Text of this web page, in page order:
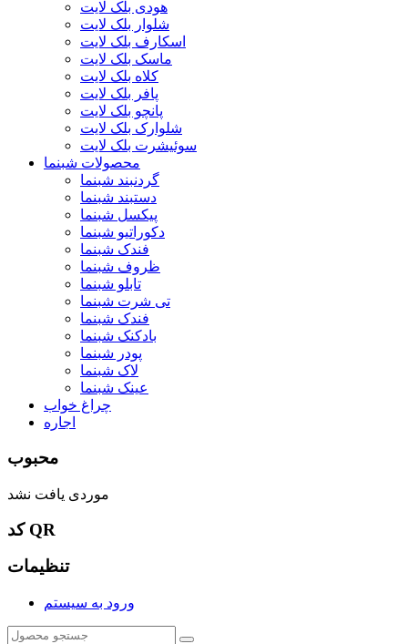
هودی بلک لایت
شلوار بلک لایت
اسکارف بلک لایت
ماسک بلک لایت
کلاه بلک لایت
پافر بلک لایت
پانچو بلک لایت
شلوارک بلک لایت
سوئیشرت بلک لایت
محصولات شبنما
گردنبند شبنما
دستبند شبنما
پیکسل شبنما
دکوراتیو شبنما
فندک شبنما
ظروف شبنما
تابلو شبنما
تی شرت شبنما
فندک شبنما
بادکنک شبنما
پودر شبنما
لاک شبنما
عینک شبنما
چراغ خواب
اجاره
محبوب
موردی یافت نشد
کد QR
تنظیمات
ورود به سیستم